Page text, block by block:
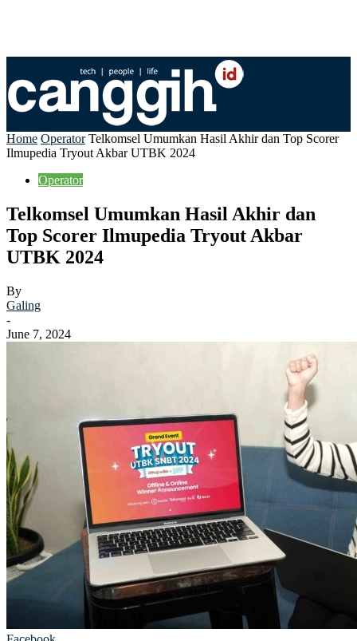
Home Operator Telkomsel Umumkan Hasil Akhir dan Top Scorer
Ilmupedia Tryout Akbar UTBK 2024
Operator
Telkomsel Umumkan Hasil Akhir dan
Top Scorer Ilmupedia Tryout Akbar
UTBK 2024
By
Galing
-
June 7, 2024